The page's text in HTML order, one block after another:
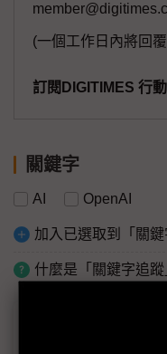
(一個工作日內將回
訂閱DIGITIMES 行
關鍵字
AI OpenAI
加入已選取到「關鍵
什麼是「關鍵字追蹤